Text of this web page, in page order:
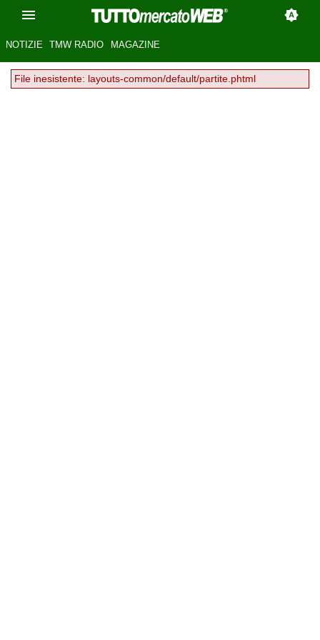
NOTIZIE TMW RADIO MAGAZINE
File inesistente: layouts-common/default/partite.phtml